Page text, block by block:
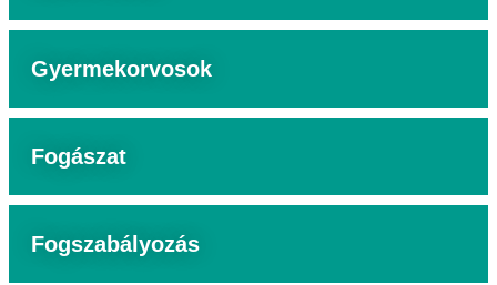
Gyermekorvosok
Fogászat
Fogszabályozás